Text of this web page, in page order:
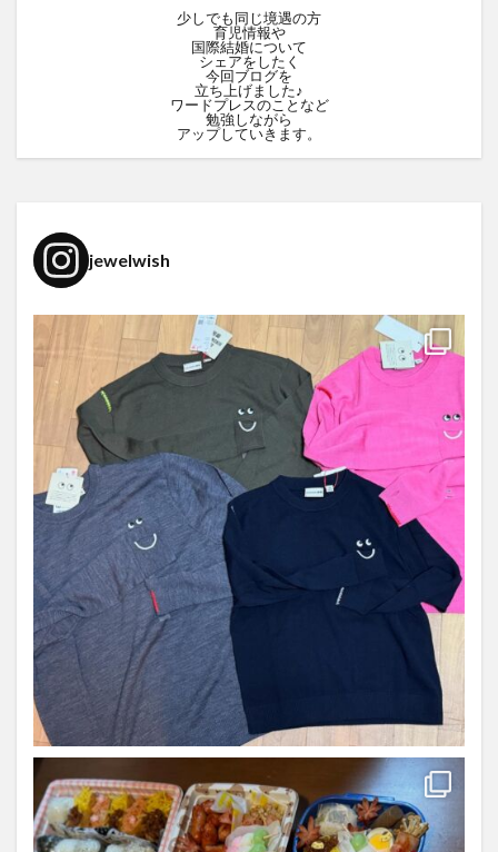
少しでも同じ境遇の方
育児情報や
国際結婚について
シェアをしたく
今回ブログを
立ち上げました♪
ワードプレスのことなど
勉強しながら
アップしていきます。
jewelwish